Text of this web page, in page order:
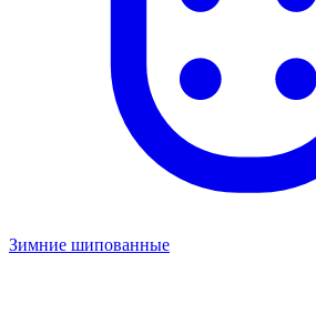
Зимние шипованные